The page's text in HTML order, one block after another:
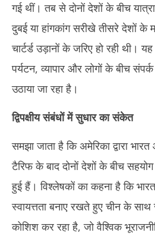
गई थीं। तब से दोनों देशों के बीच
दुबई या हांगकांग सरीखे तीसरे देशों के
चार्टर्ड उड़ानों के जरिए हो रही थी।
पर्यटन, व्यापार और लोगों के बीच
उठाया जा रहा है।
द्विपक्षीय संबंधों में सुधार का संकेत
समझा जाता है कि अमेरिका द्वारा
टैरिफ के बाद दोनों देशों के बीच
हुई हैं। विश्लेषकों का कहना है कि
स्वायत्तता बनाए रखते हुए चीन के
कोशिश कर रहा है, जो वैश्विक